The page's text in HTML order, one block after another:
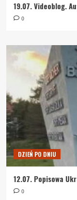
19.07. Videoblog.
0
DZIEŃ PO DNIU
12.07. Popisowa
0